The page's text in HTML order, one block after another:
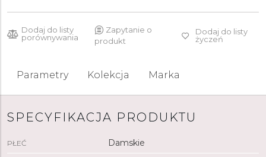
Dodaj do listy
porównywania
Zapytanie o
produkt
Dodaj do listy
życzeń
Parametry Kolekcja Marka
SPECYFIKACJA PRODUKTU
PŁEĆ Damskie